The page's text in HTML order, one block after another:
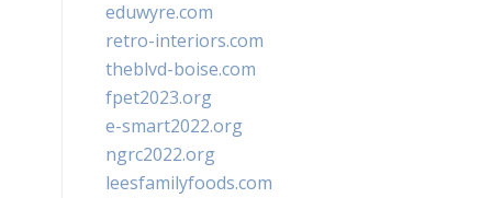
eduwyre.com
retro-interiors.com
theblvd-boise.com
fpet2023.org
e-smart2022.org
ngrc2022.org
leesfamilyfoods.com